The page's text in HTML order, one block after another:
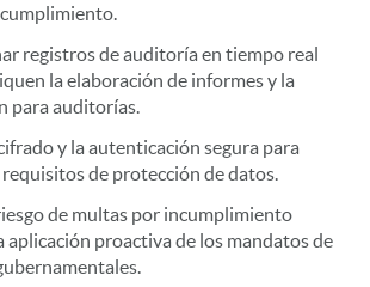
registros de auditoría en tiempo real
la elaboración de informes y la
para auditorías.
y la autenticación segura para
de protección de datos.
de multas por incumplimiento
aplicación proactiva de los mandatos de